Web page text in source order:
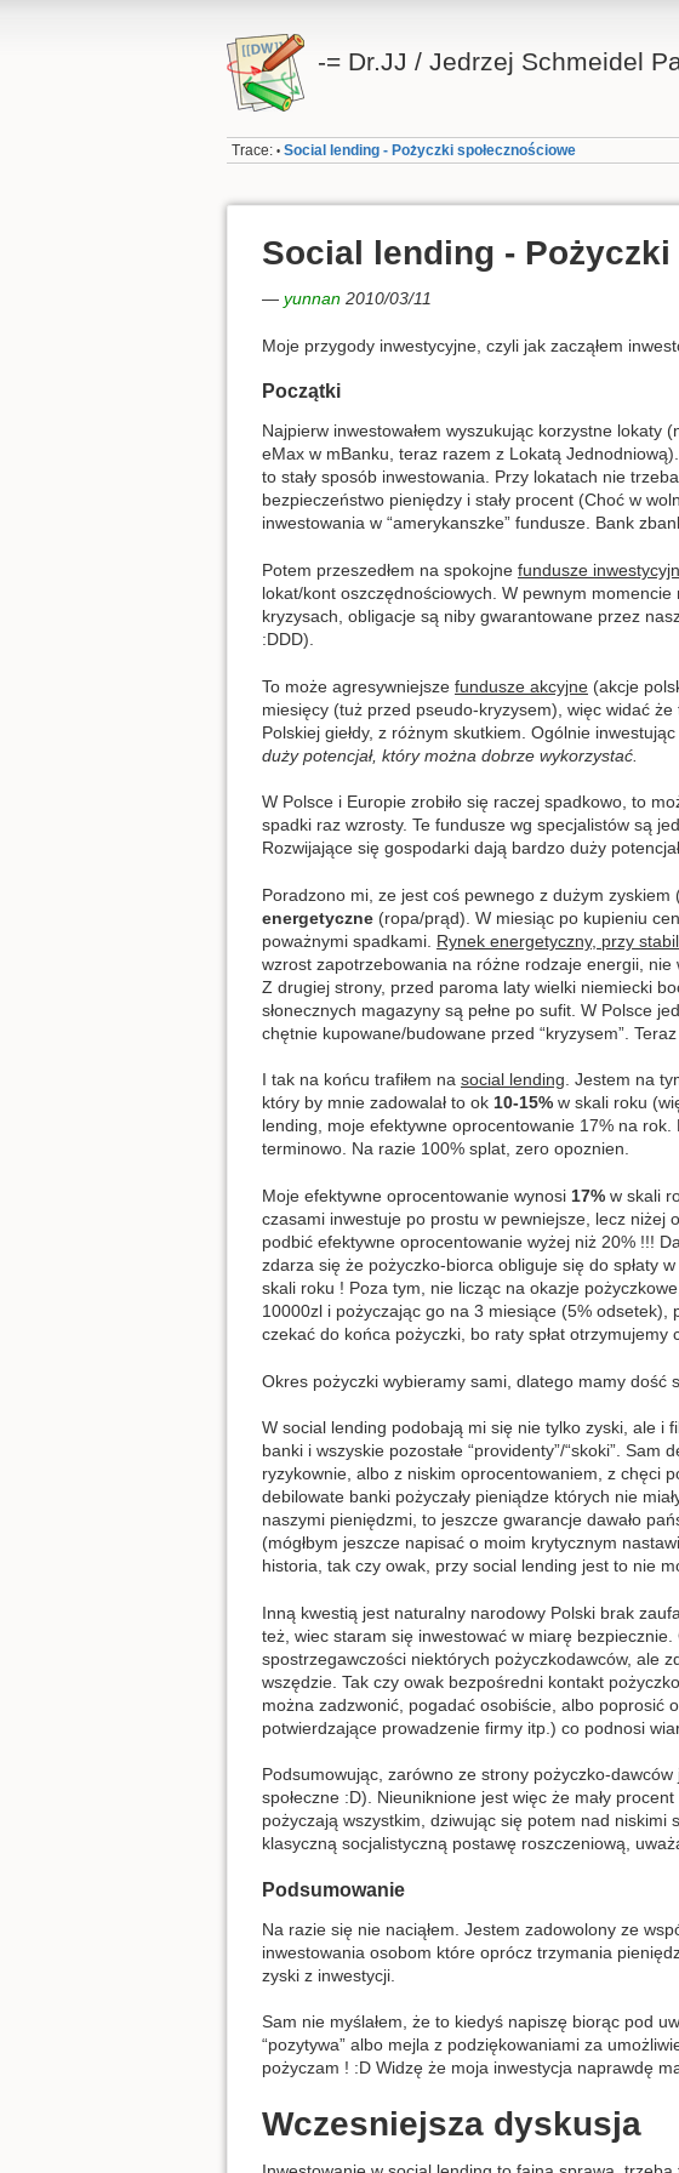
-= Dr.JJ / Jedrzej Schmeidel
Trace: • Social lending - Pożyczki społecznościowe
Social lending - Pożyczki
— yunnan 2010/03/11
Moje przygody inwestycyjne, czyli jak zacząłem
Początki
Najpierw inwestowałem wyszukując korzystne lokaty
eMax w mBanku, teraz razem z Lokatą
to stały sposób inwestowania. Przy lokatach nie
bezpieczeństwo pieniędzy i stały procent (Choć w
inwestowania w “amerykanszke” fundusze. Bank
Potem przeszedłem na spokojne fundusze
lokat/kont oszczędnościowych. W pewnym
kryzysach, obligacje są niby gwarantowane przez
:DDD).
To może agresywniejsze fundusze akcyjne (akcje
miesięcy (tuż przed pseudo-kryzysem), więc widać
Polskiej giełdy, z różnym skutkiem. Ogólnie
duży potencjał, który można dobrze wykorzystać.
W Polsce i Europie zrobiło się raczej spadkowo, to
spadki raz wzrosty. Te fundusze wg specjalistów są
Rozwijające się gospodarki dają bardzo duży
Poradzono mi, ze jest coś pewnego z dużym
energetyczne (ropa/prąd). W miesiąc po kupieniu
poważnymi spadkami. Rynek energetyczny, przy
wzrost zapotrzebowania na różne rodzaje energii,
Z drugiej strony, przed paroma laty wielki niemiecki
słonecznych magazyny są pełne po sufit. W Polsce
chętnie kupowane/budowane przed “kryzysem”.
I tak na końcu trafiłem na social lending. Jestem na
który by mnie zadowalał to ok 10-15% w skali roku
lending, moje efektywne oprocentowanie 17% na rok.
terminowo. Na razie 100% splat, zero opoznien.
Moje efektywne oprocentowanie wynosi 17% w skali
czasami inwestuje po prostu w pewniejsze, lecz niżej
podbić efektywne oprocentowanie wyżej niż 20% !!!
zdarza się że pożyczko-biorca obliguje się do spłaty
skali roku ! Poza tym, nie licząc na okazje
10000zl i pożyczając go na 3 miesiące (5%
czekać do końca pożyczki, bo raty spłat otrzymujemy
Okres pożyczki wybieramy sami, dlatego mamy dość
W social lending podobają mi się nie tylko zyski, ale i
banki i wszyskie pozostałe “providenty”/“skoki”.
ryzykownie, albo z niskim oprocentowaniem, z chęci
debilowate banki pożyczały pieniądze których nie
naszymi pieniędzmi, to jeszcze gwarancje dawało
(mógłbym jeszcze napisać o moim krytycznym
historia, tak czy owak, przy social lending jest to nie
Inną kwestią jest naturalny narodowy Polski brak
też, wiec staram się inwestować w miarę
spostrzegawczości niektórych pożyczkodawców, ale
wszędzie. Tak czy owak bezpośredni kontakt
można zadzwonić, pogadać osobiście, albo poprosić
potwierdzające prowadzenie firmy itp.) co podnosi
Podsumowując, zarówno ze strony pożyczko-
społeczne :D). Nieuniknione jest więc że mały
pożyczają wszystkim, dziwując się potem nad
klasyczną socjalistyczną postawę roszczeniową,
Podsumowanie
Na razie się nie naciąłem. Jestem zadowolony ze
inwestowania osobom które oprócz trzymania
zyski z inwestycji.
Sam nie myślałem, że to kiedyś napiszę biorąc pod
“pozytywa” albo mejla z podziękowaniami za
pożyczam ! :D Widzę że moja inwestycja naprawdę
Wczesniejsza dyskusja